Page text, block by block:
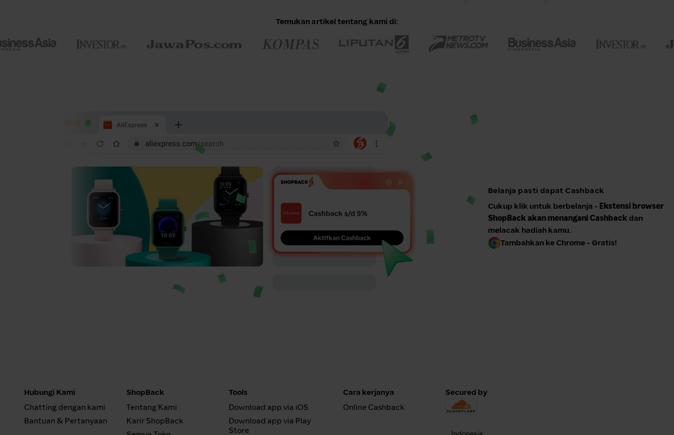
Temukan artikel tentang kami di:
Belanja pasti dapat Cashback
Cukup klik untuk berbelanja - Ekstensi browser
ShopBack akan menangani Cashback dan
melacak hadiah kamu.
Tambahkan ke Chrome - Gratis!
Hubungi Kami
Chatting dengan kami
Bantuan & Pertanyaan
ShopBack
Tentang Kami
Karir ShopBack
Tools
Download app via iOS
Download app via Play
Store
Cara kerjanya
Online Cashback
Secured by